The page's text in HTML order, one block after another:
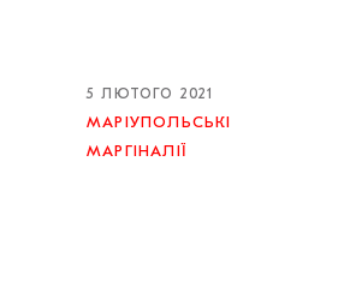
5 ЛЮТОГО 2021
МАРІУПОЛЬСЬКІ
МАРГІНАЛІЇ